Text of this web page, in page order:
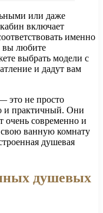
или даже
включает
именно
вы любите
выбрать модели с
и дадут вам
это не просто
и практичный. Они
очень современно и
свою ванную комнату
душевая
душевых